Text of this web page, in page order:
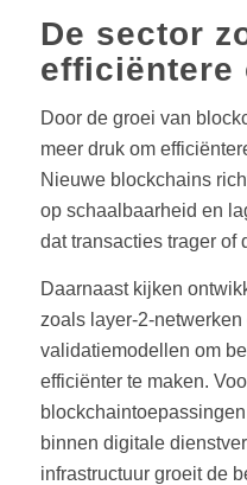
De sector
efficiëntere
Door de groei van
meer druk om
Nieuwe blockchains
op schaalbaarheid en
dat transacties trager of
Daarnaast kijken
zoals layer-2-
validatiemodellen om
efficiënter te maken.
binnen digitale
infrastructuur groeit de